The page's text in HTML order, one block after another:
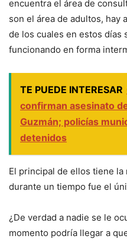
encuentra el área de
son el área de adultos, hay
de los cuales en estos días
funcionando en forma
TE PUEDE INTERESAR
confirman asesinato
Guzmán; policías
detenidos
El principal de ellos tiene
durante un tiempo fue el
¿De verdad a nadie se le
momento podría llegar a